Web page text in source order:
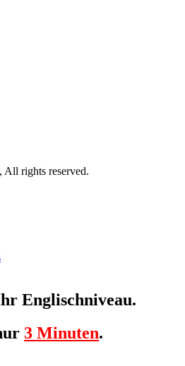
All rights reserved.
Englischniveau.
3 Minuten.